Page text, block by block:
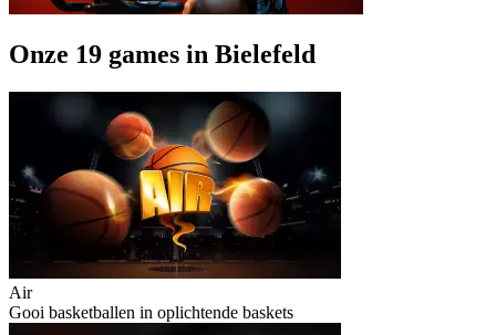
Onze 19 games in Bielefeld
Air
Gooi basketballen in oplichtende baskets